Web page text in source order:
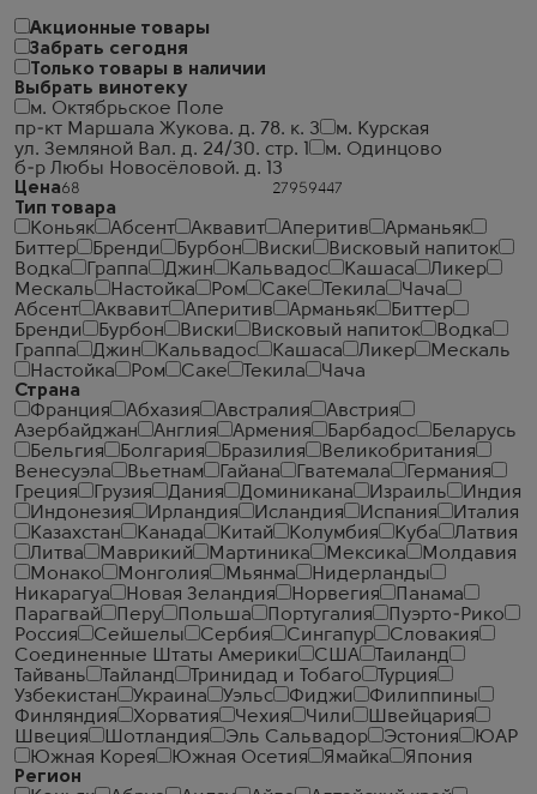
Акционные товары
Забрать сегодня
Только товары в наличии
Выбрать винотеку
м. Октябрьское Поле
пр-кт Маршала Жукова. д. 78. к. 3
м. Курская
ул. Земляной Вал. д. 24/30. стр. 1
м. Одинцово
б-р Любы Новосёловой. д. 13
Цена
Тип товара
Коньяк
Абсент Аквавит Аперитив
Арманьяк
Биттер
Бренди Бурбон Виски
Висковый напиток
Водка
Граппа Джин Кальвадос Кашаса
Ликер
Мескаль
Настойка Ром Саке Текила
Чача
Абсент
Аквавит Аперитив Арманьяк
Биттер
Бренди
Бурбон Виски Висковый напиток
Водка
Граппа
Джин Кальвадос Кашаса Ликер
Мескаль
Настойка
Ром Саке Текила
Чача
Страна
Франция
Абхазия Австралия
Австрия
Азербайджан
Англия Армения Барбадос
Беларусь
Бельгия
Болгария Бразилия
Великобритания
Венесуэла
Вьетнам Гайана Гватемала
Германия
Греция
Грузия Дания Доминикана Израиль
Индия
Индонезия
Ирландия Исландия Испания
Италия
Казахстан
Канада Китай Колумбия Куба
Латвия
Литва
Маврикий Мартиника Мексика
Молдавия
Монако
Монголия Мьянма
Нидерланды
Никарагуа
Новая Зеландия Норвегия
Панама
Парагвай
Перу Польша Португалия
Пуэрто-Рико
Россия
Сейшелы Сербия Сингапур
Словакия
Соединенные Штаты Америки
США
Таиланд
Тайвань
Тайланд Тринидад и Тобаго
Турция
Узбекистан
Украина Уэльс Фиджи
Филиппины
Финляндия
Хорватия Чехия Чили
Швейцария
Швеция
Шотландия Эль Сальвадор Эстония
ЮАР
Южная Корея
Южная Осетия Ямайка
Япония
Регион